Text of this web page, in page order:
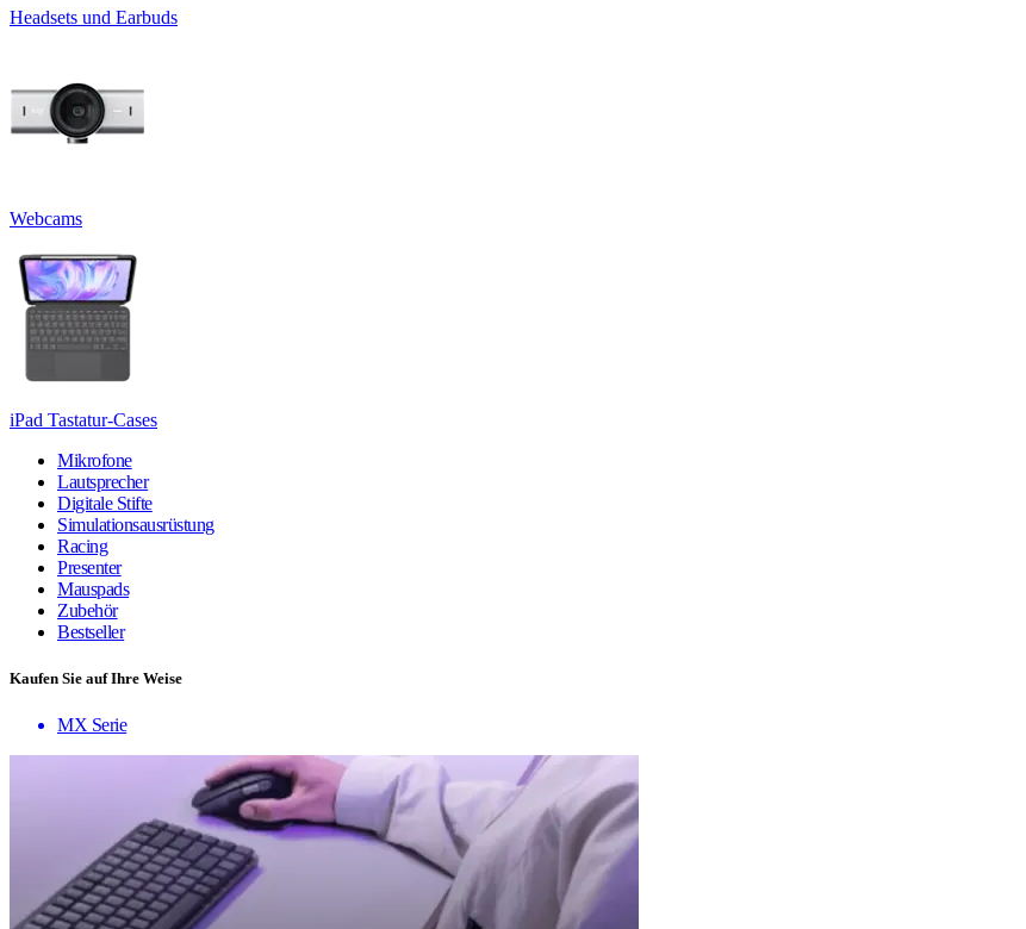
Headsets und Earbuds
Webcams
iPad Tastatur-Cases
Mikrofone
Lautsprecher
Digitale Stifte
Simulationsausrüstung
Racing
Presenter
Mauspads
Zubehör
Bestseller
Kaufen Sie auf Ihre Weise
MX Serie